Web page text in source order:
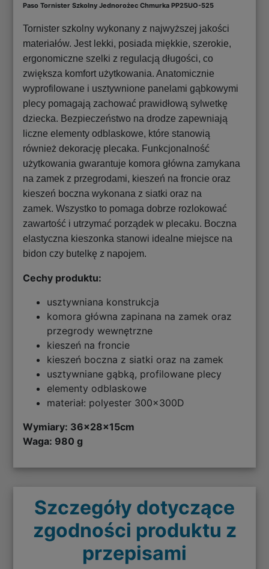
Paso Tornister Szkolny Jednorożec Chmurka PP25UO-525
Tornister szkolny wykonany z najwyższej jakości
materiałów. Jest lekki, posiada miękkie, szerokie,
ergonomiczne szelki z regulacją długości, co
zwiększa komfort użytkowania. Anatomicznie
wyprofilowane i usztywnione panelami gąbkowymi
plecy pomagają zachować prawidłową sylwetkę
dziecka. Bezpieczeństwo na drodze zapewniają
liczne elementy odblaskowe, które stanowią
również dekorację plecaka. Funkcjonalność
użytkowania gwarantuje komora główna zamykana
na zamek z przegrodami, kieszeń na froncie oraz
kieszeń boczna wykonana z siatki oraz na
zamek. Wszystko to pomaga dobrze rozlokować
zawartość i utrzymać porządek w plecaku. Boczna
elastyczna kieszonka stanowi idealne miejsce na
bidon czy butelkę z napojem.
Cechy produktu:
usztywniana konstrukcja
komora główna zapinana na zamek oraz
przegrody wewnętrzne
kieszeń na froncie
kieszeń boczna z siatki oraz na zamek
usztywniane gąbką, profilowane plecy
elementy odblaskowe
materiał: polyester 300x300D
Wymiary: 36x28x15cm
Waga: 980 g
Szczegóły dotyczące
zgodności produktu z
przepisami